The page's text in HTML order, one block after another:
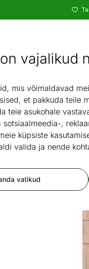
vajalikud
mis võimaldavad
et pakkuda teile
teie asukohale
sotsiaalmeedia-,
küpsiste
valida ja nende
valikud
- ON24